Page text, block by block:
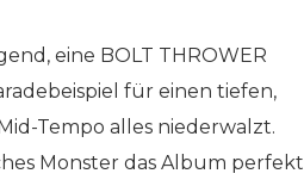
eine BOLT THROWER
für einen tiefen,
Tempo alles niederwalzt.
Monster das Album perfekt